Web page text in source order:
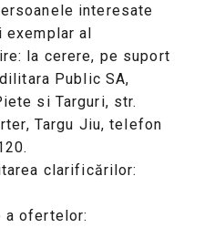
interesate
exemplar al
la cerere, pe suport
Public SA,
si Targuri, str.
Targu Jiu, telefon
clarificărilor:
a ofertelor: